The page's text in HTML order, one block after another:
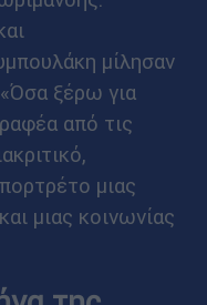
μίλησαν
ξέρω για
από τις
μιας
μιας κοινωνίας